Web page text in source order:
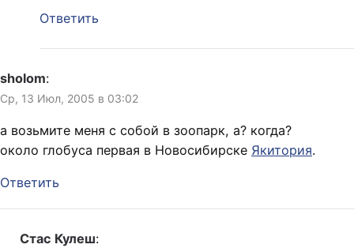
Ответить
sholom:
Ср, 13 Июл, 2005 в 03:02
а возьмите меня с собой в зоопарк, а? когда?
около глобуса первая в Новосибирске Якитория.
Ответить
Стас Кулеш: